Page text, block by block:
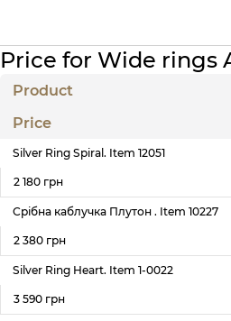
Price for Wide rings
Product
Price
Silver Ring Spiral. Item 12051
2 180 грн
Срібна каблучка Плутон . Item 10227
2 380 грн
Silver Ring Heart. Item 1-0022
3 590 грн